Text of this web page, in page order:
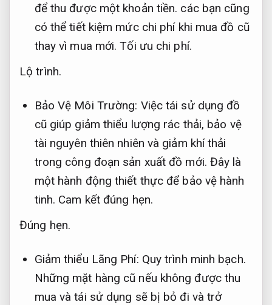
để thu được một khoản tiền. các bạn cũng
có thể tiết kiệm mức chi phí khi mua đồ cũ
thay vì mua mới.Tối ưu chi phí.
Lộ trình.
Bảo Vệ Môi Trường: Việc tái sử dụng đồ
cũ giúp giảm thiểu lượng rác thải, bảo vệ
tài nguyên thiên nhiên và giảm khí thải
trong công đoạn sản xuất đồ mới. Đây là
một hành động thiết thực để bảo vệ hành
tinh. Cam kết đúng hẹn.
Đúng hẹn.
Giảm thiểu Lãng Phí: Quy trình minh bạch.
Những mặt hàng cũ nếu không được thu
mua và tái sử dụng sẽ bị bỏ đi và trở